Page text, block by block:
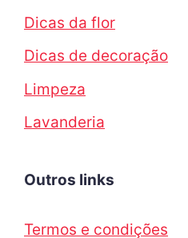
Dicas da flor
Dicas de decoração
Limpeza
Lavanderia
Outros links
Termos e condições